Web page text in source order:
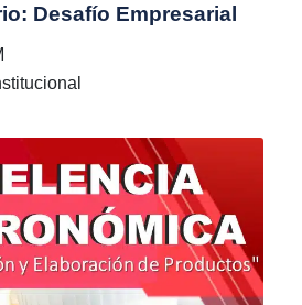
Desafío Empresarial